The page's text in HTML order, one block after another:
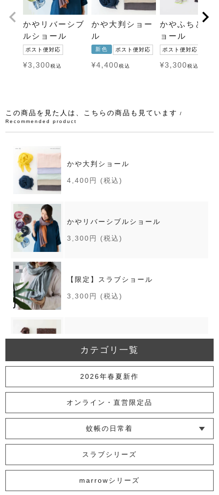
かやリバーシブ
ルショール
ポスト便対応
¥3,300税込
かや大判ショー
ル
新色 ポスト便対応
¥4,400税込
かやふちどり
ョール
ポスト便対応
¥3,300税込
この商品を見た人は、こちらの商品も見ています
/
Recommended product
かや大判ショール
4,400円 (税込)
かやリバーシブルショール
3,300円 (税込)
【限定】スラブショール
3,300円 (税込)
かやキノミショール
2,750円 (税込)
かやふちどりショール
3,300円 (税込)
【旧色】かやリバーシブルショール
（竹/香色）
(税込)
カテゴリ一覧
2026年春夏新作
オンライン・直営限定品
蚊帳の日常着
└ インナー
└ トップス
└ ワンピース
└ パンツ
└ スカート
└ 羽織りもの
└ キッズ・ベビー
スラブシリーズ
marrowシリーズ